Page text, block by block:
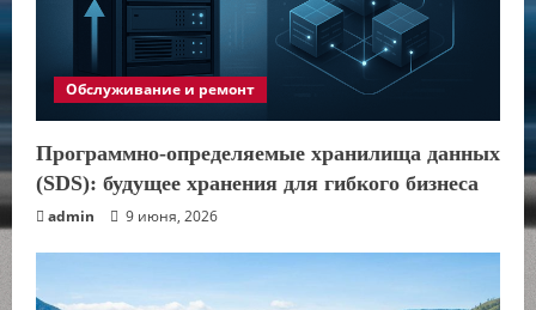
Обслуживание и ремонт
Программно-определяемые хранилища данных
(SDS): будущее хранения для гибкого бизнеса
admin 9 июня, 2026